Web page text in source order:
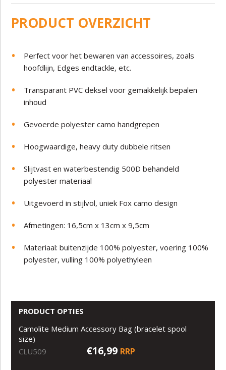
PRODUCT OVERZICHT
Perfect voor het bewaren van accessoires, zoals
hoofdlijn, Edges endtackle, etc.
Transparant PVC deksel voor gemakkelijk bepalen
inhoud
Gevoerde polyester camo handgrepen
Hoogwaardige, heavy duty dubbele ritsen
Slijtvast en waterbestendig 500D behandeld
polyester materiaal
Uitgevoerd in stijlvol, uniek Fox camo design
Afmetingen: 16,5cm x 13cm x 9,5cm
Materiaal: buitenzijde 100% polyester, voering 100%
polyester, vulling 100% polyethyleen
PRODUCT OPTIES
Camolite Medium Accessory Bag (bracelet spool
size)
CLU509
€16,99 RRP